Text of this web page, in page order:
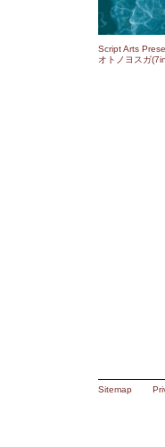
Script Arts
オトノヨスガ
Sitemap